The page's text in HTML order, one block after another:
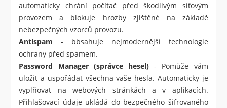
automaticky chrání počítač před škodlivým síťovým
provozem a blokuje hrozby zjištěné na základě
nebezpečných vzorců provozu.
Antispam - bbsahuje nejmodernější technologie
ochrany před spamem.
Password Manager (správce hesel) - Pomůže vám
uložit a uspořádat všechna vaše hesla. Automaticky je
vyplňovat na webových stránkách a v aplikacích.
Přihlašovací údaje ukládá do bezpečného šifrovaného